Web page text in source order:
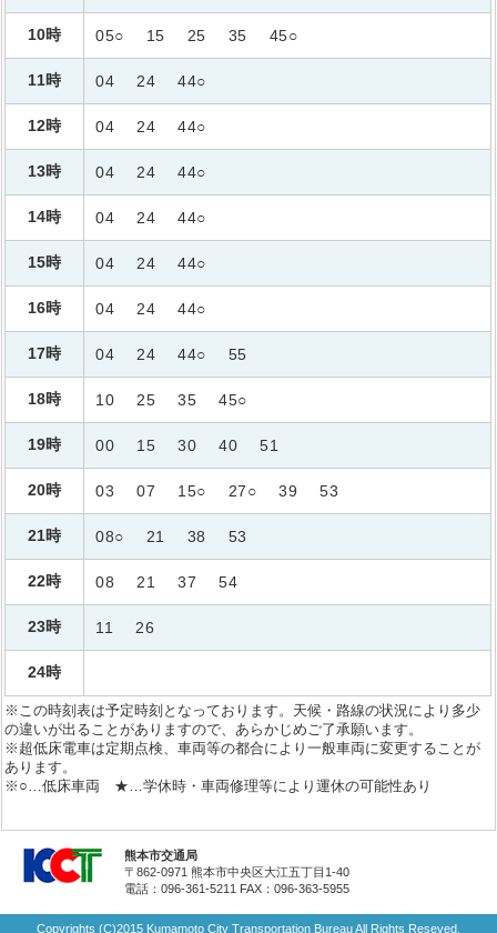
10時 05○ 15 25 35 45○
11時 04 24 44○
12時 04 24 44○
13時 04 24 44○
14時 04 24 44○
15時 04 24 44○
16時 04 24 44○
17時 04 24 44○ 55
18時 10 25 35 45○
19時 00 15 30 40 51
20時 03 07 15○ 27○ 39 53
21時 08○ 21 38 53
22時 08 21 37 54
23時 11 26
24時
※この時刻表は予定時刻となっております。天候・路線の状況により多少
の違いが出ることがありますので、あらかじめご了承願います。
※超低床電車は定期点検、車両等の都合により一般車両に変更することが
あります。
※○…低床車両 ★…学休時・車両修理等により運休の可能性あり
熊本市交通局
〒862-0971 熊本市中央区大江五丁目1-40
電話：096-361-5211 FAX：096-363-5955
Copyrights (C)2015 Kumamoto City Transportation Bureau All Rights Reseved.